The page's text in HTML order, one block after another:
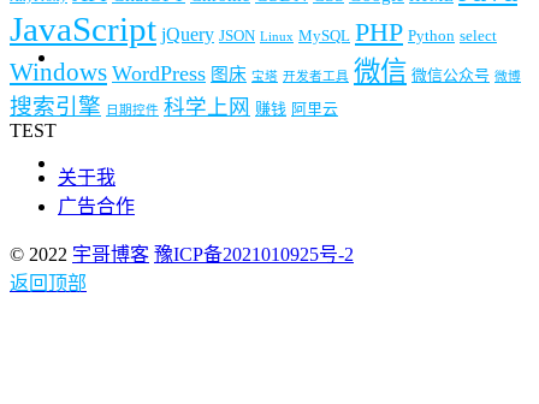
JavaScript jQuery JSON Linux MySQL PHP Python select
Windows WordPress 图床 宝塔 开发者工具 微信 微信公众号 微博
搜索引擎 日期控件 科学上网 赚钱 阿里云
TEST
关于我
广告合作
© 2022 宇哥博客 豫ICP备2021010925号-2
返回顶部